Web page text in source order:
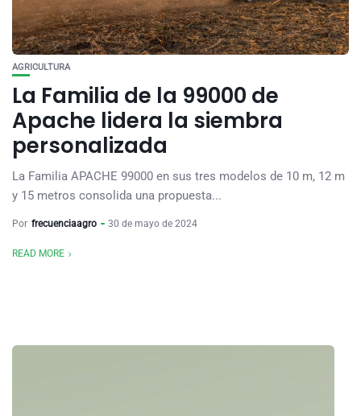
AGRICULTURA
La Familia de la 99000 de
Apache lidera la siembra
personalizada
La Familia APACHE 99000 en sus tres modelos de 10 m, 12 m
y 15 metros consolida una propuesta...
Por frecuenciaagro 30 de mayo de 2024
READ MORE